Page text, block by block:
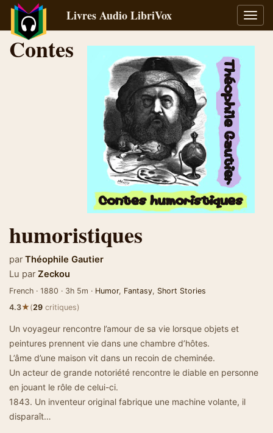
la
Livres Audio LibriVox
Contes
humoristiques
par Théophile Gautier
Lu par Zeckou
French · 1880 · 3h 5m · Humor, Fantasy, Short Stories
4.3★(29 critiques)
Un voyageur rencontre l’amour de sa vie lorsque objets et
peintures prennent vie dans une chambre d’hôtes.
L’âme d’une maison vit dans un recoin de cheminée.
Un acteur de grande notoriété rencontre le diable en personne
en jouant le rôle de celui-ci.
1843. Un inventeur original fabrique une machine volante, il
disparaît…